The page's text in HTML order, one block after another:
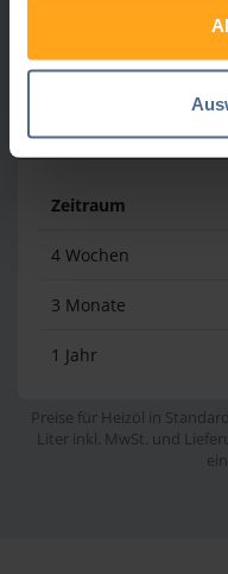
Zeitraum
4 Wochen
3 Monate
1 Jahr
Preise für Heizöl in
Liter inkl. MwSt. und